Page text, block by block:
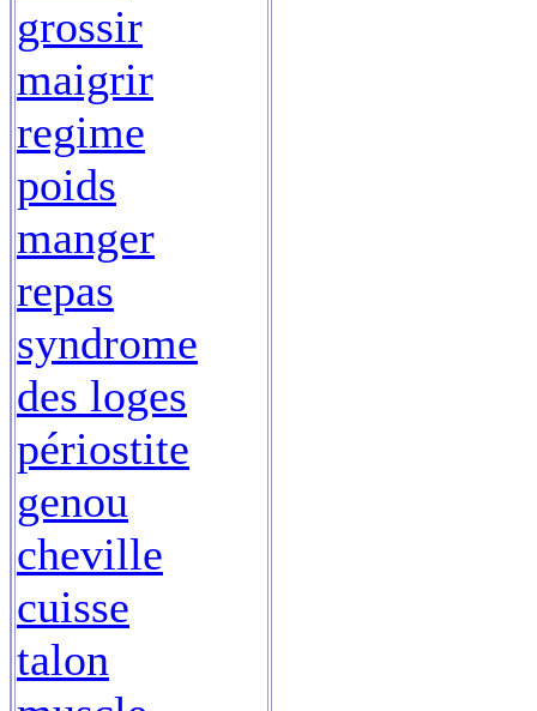
grossir
maigrir
regime
poids
manger
repas
syndrome
des loges
périostite
genou
cheville
cuisse
talon